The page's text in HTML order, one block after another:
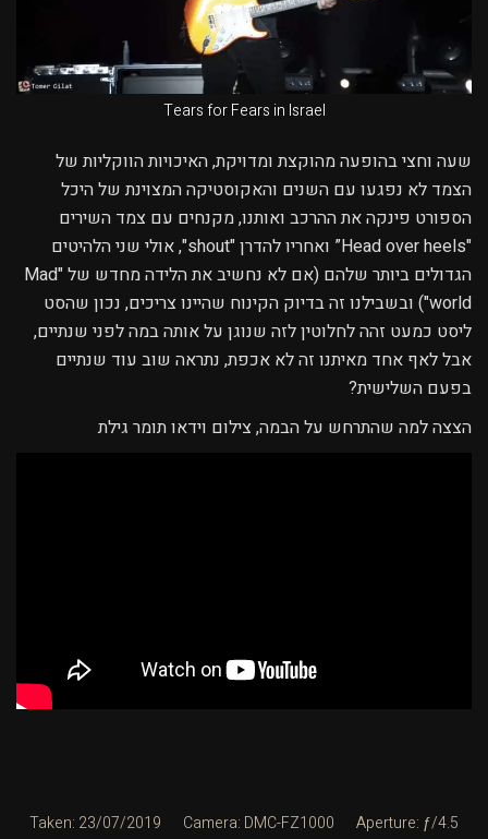
Tears for Fears in Israel
שעה וחצי בהופעה מהוקצת ומדויקת, האיכויות הווקליות של
הצמד לא נפגעו עם השנים והאקוסטיקה המצוינת של היכל
הספורט פינקה את ההרכב ואותנו, מקנחים עם צמד השירים
"Head over heels” ואחריו להדרן "shout", אולי שני הלהיטים
הגדולים ביותר שלהם (אם לא נחשיב את הלידה מחדש של "Mad
world") ובשבילנו זה בדיוק הקינוח שהיינו צריכים, נכון שהסט
ליסט כמעט זהה לחלוטין לזה שנוגן על אותה במה לפני שנתיים,
אבל לאף אחד מאיתנו זה לא אכפת, נתראה שוב עוד שנתיים
בפעם השלישית?
הצצה למה שהתרחש על הבמה, צילום וידאו תומר גילת
Taken: 23/07/2019 Camera: DMC-FZ1000
Aperture: ƒ/4.5